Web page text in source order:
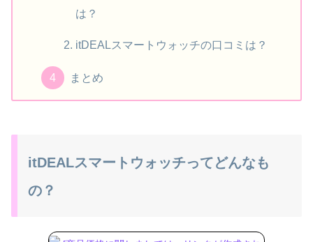
は？
itDEALスマートウォッチの口コミは？
まとめ
itDEALスマートウォッチってどんなも
の？